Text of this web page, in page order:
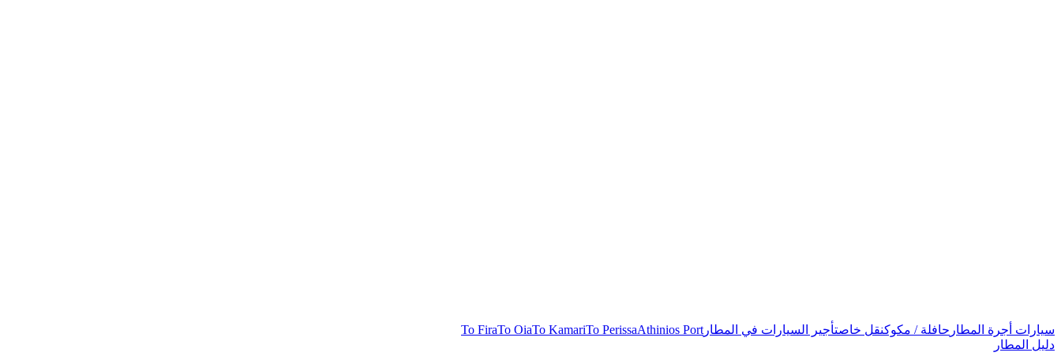
سيارات أجرة المطار حافلة / مكوكنقل خاصتأجير السيارات في المطار To FiraTo OiaTo KamariTo PerissaAthinios Port
دليل المطار